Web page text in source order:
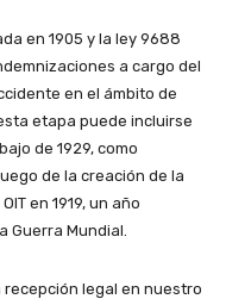
en 1905 y la ley 9688
a cargo del
en el ámbito de
etapa puede incluirse
de 1929, como
de la creación de la
en 1919, un año
Guerra Mundial.
legal en nuestro